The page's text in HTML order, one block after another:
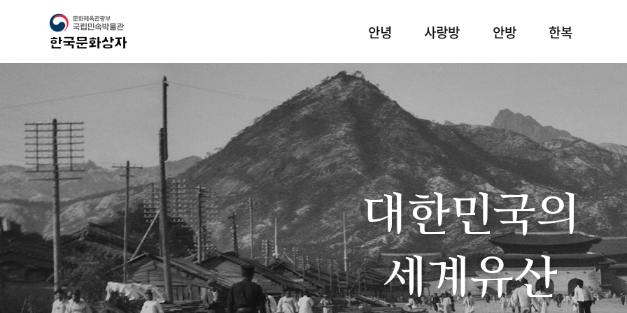
안녕 사랑방 안방 한복
대한민국의
세계유산